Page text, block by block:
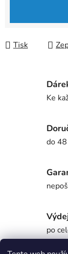
Tisk
Ke
do
po